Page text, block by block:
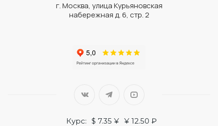
г. Москва, улица Курьяновская
набережная д. 6, стр. 2
Курс: $ 7.35 ¥ ¥ 12.50 ₽